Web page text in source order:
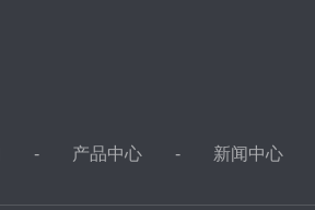
产品中心 新闻中心